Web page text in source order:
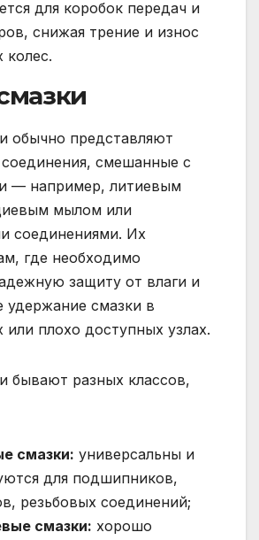
для коробок передач и
снижая трение и износ
колес.
обычно представляют
соединения, смешанные с
— например, литиевым
мылом или
соединениями. Их
где необходимо
защиту от влаги и
удержание смазки в
плохо доступных узлах.
бывают разных классов,
смазки: универсальны и
для подшипников,
резьбовых соединений;
смазки: хорошо